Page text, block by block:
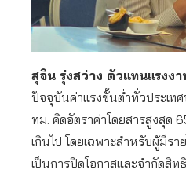
สุจิน รุ่งสว่าง ตัวแทนแรงง
ปัจจุบันค่าแรงขั้นต่ำทั่วประเ
ทม. คิดอัตราค่าโดยสารสูงสุด
เกินไป โดยเฉพาะสำหรับผู้มีร
เป็นการปิดโอกาสและจำกัดสิท